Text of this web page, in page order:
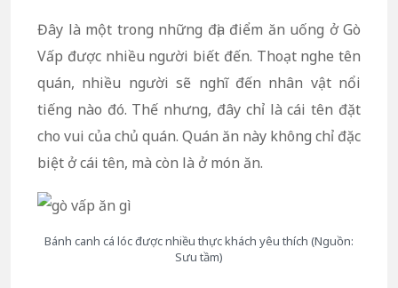
Đây là một trong những địa điểm ăn uống ở Gò
Vấp được nhiều người biết đến. Thoạt nghe tên
quán, nhiều người sẽ nghĩ đến nhân vật nổi
tiếng nào đó. Thế nhưng, đây chỉ là cái tên đặt
cho vui của chủ quán. Quán ăn này không chỉ đặc
biệt ở cái tên, mà còn là ở món ăn.
Bánh canh cá lóc được nhiều thực khách yêu thích (Nguồn:
Sưu tầm)